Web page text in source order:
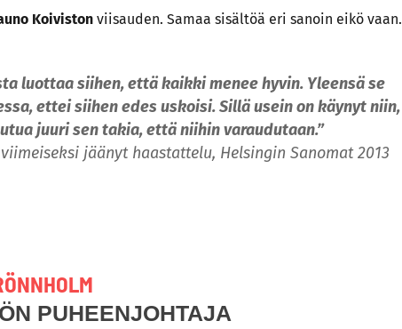
Koiviston viisauden. Samaa sisältöä eri sanoin eikö vaan.
luottaa siihen, että kaikki menee hyvin. Yleensä se
ettei siihen edes uskoisi. Sillä usein on käynyt niin,
juuri sen takia, että niihin varaudutaan.”
jäänyt haastattelu, Helsingin Sanomat 2013
PUHEENJOHTAJA